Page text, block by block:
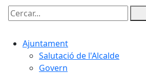
Cercar:
Ajuntament
Salutació de l'Alcalde
Govern